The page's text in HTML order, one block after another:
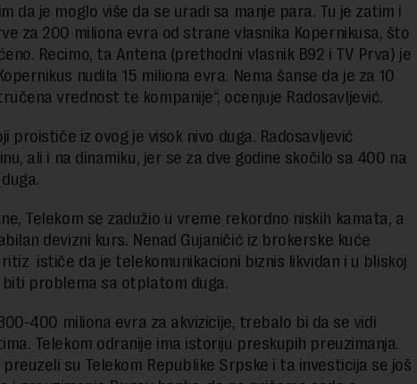
da je moglo više da se uradi sa manje para. Tu je zatim i
za 200 miliona evra od strane vlasnika Kopernikusa, što
Recimo, ta Antena (prethodni vlasnik B92 i TV Prva) je
nudila 15 miliona evra. Nema šanse da je za 10
vrednost te kompanije“, ocenjuje Radosavljević.
proističe iz ovog je visok nivo duga. Radosavljević
ali i na dinamiku, jer se za dve godine skočilo sa 400 na
Telekom se zadužio u vreme rekordno niskih kamata, a
devizni kurs. Nenad Gujaničić iz brokerske kuće
ističe da je telekomunikacioni biznis likvidan i u bliskoj
problema sa otplatom duga.
400 miliona evra za akvizicije, trebalo bi da se vidi
Telekom odranije ima istoriju preskupih preuzimanja.
su Telekom Republike Srpske i ta investicija se još